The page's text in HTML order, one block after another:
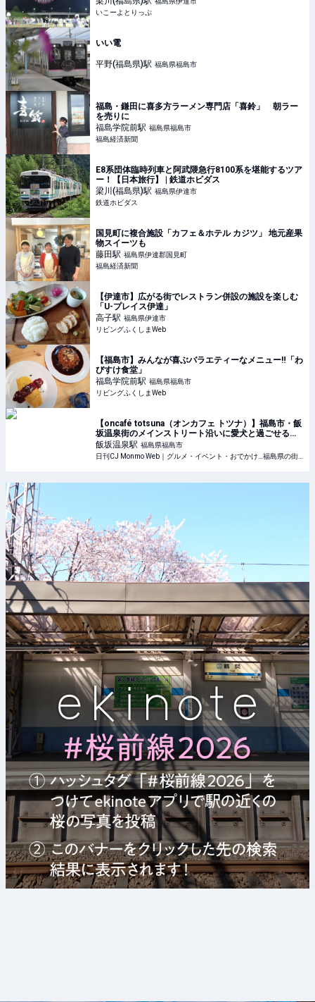
いこーよとりっぷ
いい電
平野(福島県)駅 福島県福島市
福島・鎌田に喜多方ラーメン専門店「喜鈴」 朝ラー
を売りに
福島学院前駅 福島県福島市
福島経済新聞
E8系団体臨時列車と阿武隈急行8100系を堪能するツア
ー！【日本旅行】 | 鉄道ホビダス
梁川(福島県)駅 福島県伊達市
鉄道ホビダス
国見町に複合施設「カフェ＆ホテル カジツ」 地元産果
物スイーツも
藤田駅 福島県伊達郡国見町
福島経済新聞
【伊達市】広がる街でレストラン併設の施設を楽しむ
「U-プレイス伊達」
高子駅 福島県伊達市
リビングふくしまWeb
【福島市】みんなが喜ぶバラエティーなメニュー‼「わ
びすけ食堂」
福島学院前駅 福島県福島市
リビングふくしまWeb
【oncafé totsuna（オンカフェ トツナ）】福島市・飯
坂温泉街のメインストリート沿いに愛犬と過ごせるカ
フェ『oncafé totsuna』がオープン！
飯坂温泉駅 福島県福島市